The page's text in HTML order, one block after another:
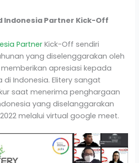
Indonesia Partner Kick-Off
Partner Kick-Off sendiri
yang diselenggarakan oleh
apresiasi kepada
Indonesia. Elitery sangat
saat menerima penghargaan
yang diselanggarakan
melalui virtual google meet.